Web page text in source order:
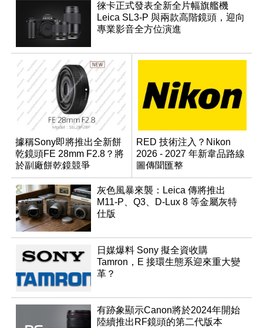
徠卡正式發表全新全片幅旗艦機
Leica SL3-P 與兩款高階鏡頭，迎向
專業影音全方位演進
據稱Sony即將推出全新餅
乾鏡頭FE 28mm F2.8？將
於副廠餅乾鏡競爭
RED 技術注入？Nikon
2026 - 2027 年新韋品路線
圖傳聞匯整
灰色風暴來襲：Leica 傳將推出
M11-P、Q3、D-Lux 8 等金屬灰特
仕版
日媒爆料 Sony 擬全資收購
Tamron，E 接環生態系迎來重大變
革？
有跡象顯示Canon將於2024年開始
陸續推出RF鏡頭的第二代版本